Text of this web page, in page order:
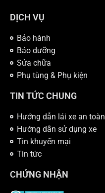
DỊCH VỤ
Bảo hành
Bảo dưỡng
Sửa chữa
Phụ tùng & Phụ kiện
TIN TỨC CHUNG
Hướng dẫn lái xe an toàn
Hướng dẫn sử dụng xe
Tin khuyến mại
Tin tức
CHỨNG NHẬN